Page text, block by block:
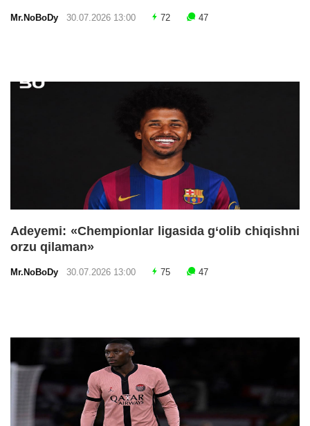
Mr.NoBoDy 30.07.2026 13:00 72 47
Adeyemi: «Chempionlar ligasida g‘olib chiqishni
orzu qilaman»
Mr.NoBoDy 30.07.2026 13:00 75 47